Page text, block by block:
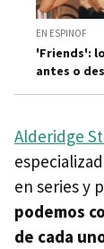
EN ESPINOF
'Friends':
antes o
Alderidge
en series y
podemos
de cada